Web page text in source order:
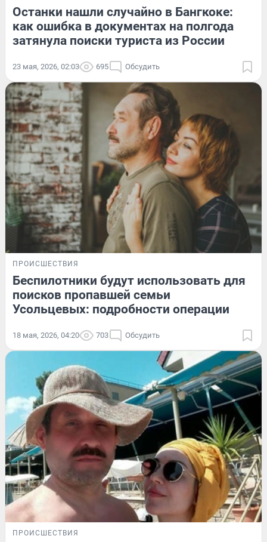
Останки нашли случайно в Бангкоке:
как ошибка в документах на полгода
затянула поиски туриста из России
23 мая, 2026, 02:03 695 Обсудить
ПРОИСШЕСТВИЯ
Беспилотники будут использовать для
поисков пропавшей семьи
Усольцевых: подробности операции
18 мая, 2026, 04:20 703 Обсудить
ПРОИСШЕСТВИЯ